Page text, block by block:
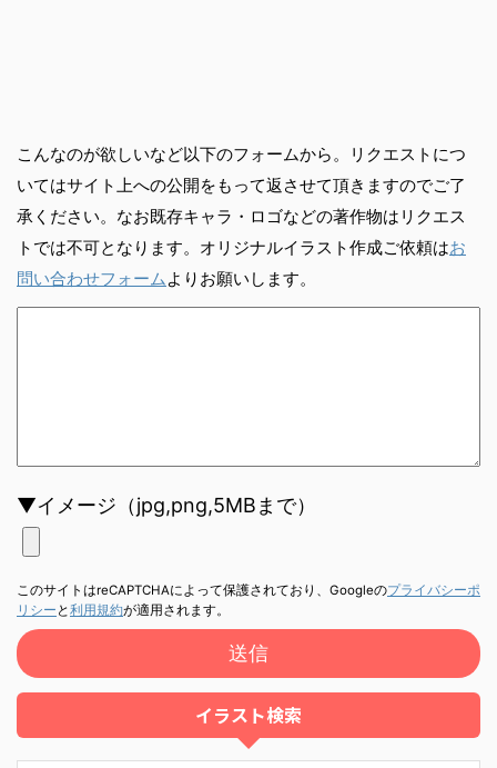
こんなのが欲しいなど以下のフォームから。リクエストにつ
いてはサイト上への公開をもって返させて頂きますのでご了
承ください。なお既存キャラ・ロゴなどの著作物はリクエス
トでは不可となります。オリジナルイラスト作成ご依頼はお
問い合わせフォーム よりお願いします。
▼イメージ（jpg,png,5MBまで）
このサイトはreCAPTCHAによって保護されており、Googleのプライバシーポ
リシー と利用規約が適用されます。
イラスト検索